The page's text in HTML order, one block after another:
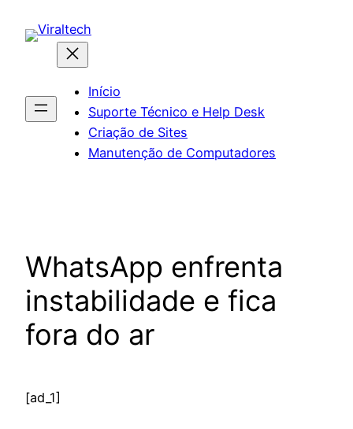
para
Início
Suporte Técnico e Help Desk
Criação de Sites
Manutenção de Computadores
WhatsApp enfrenta
instabilidade e fica
fora do ar
[ad_1]